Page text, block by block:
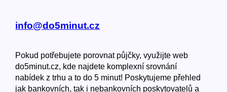
info@do5minut.cz
Pokud potřebujete porovnat půjčky, využijte web
do5minut.cz, kde najdete komplexní srovnání
nabídek z trhu a to do 5 minut! Poskytujeme přehled
jak bankovních, tak i nebankovních poskytovatelů a